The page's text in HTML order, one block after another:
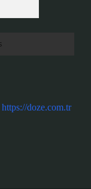
https://doze.com.tr